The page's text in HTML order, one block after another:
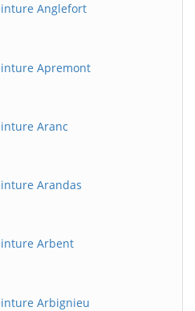
Anglefort
Apremont
Aranc
Arandas
Arbent
Arbignieu